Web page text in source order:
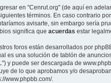
en "Cenrut.org" (de aquí en
términos. En caso contrario
avisarte, sin embargo sería
significa que acuerdas estar
foros están desarrollados por
es una solución de tablón de
y puede ser descargada de
de lo que aprobamos y/o
www.phpbb.com/.